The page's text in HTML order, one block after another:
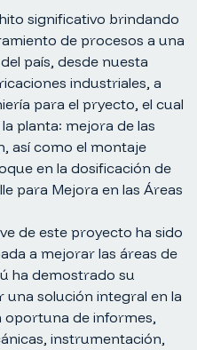
significativo brindando
de procesos a una
país, desde nuesta
industriales, a
para el pryecto, el cual
planta: mejora de las
así como el montaje
en la dosificación de
para Mejora en las Áreas
de este proyecto ha sido
a mejorar las áreas de
ha demostrado su
solución integral en la
oportuna de informes,
instrumentación,